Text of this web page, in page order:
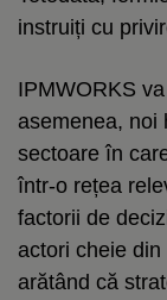
instruiți cu
IPMWORKS
asemenea, noi
sectoare în
într-o rețea
factorii de
actori cheie
arătând că